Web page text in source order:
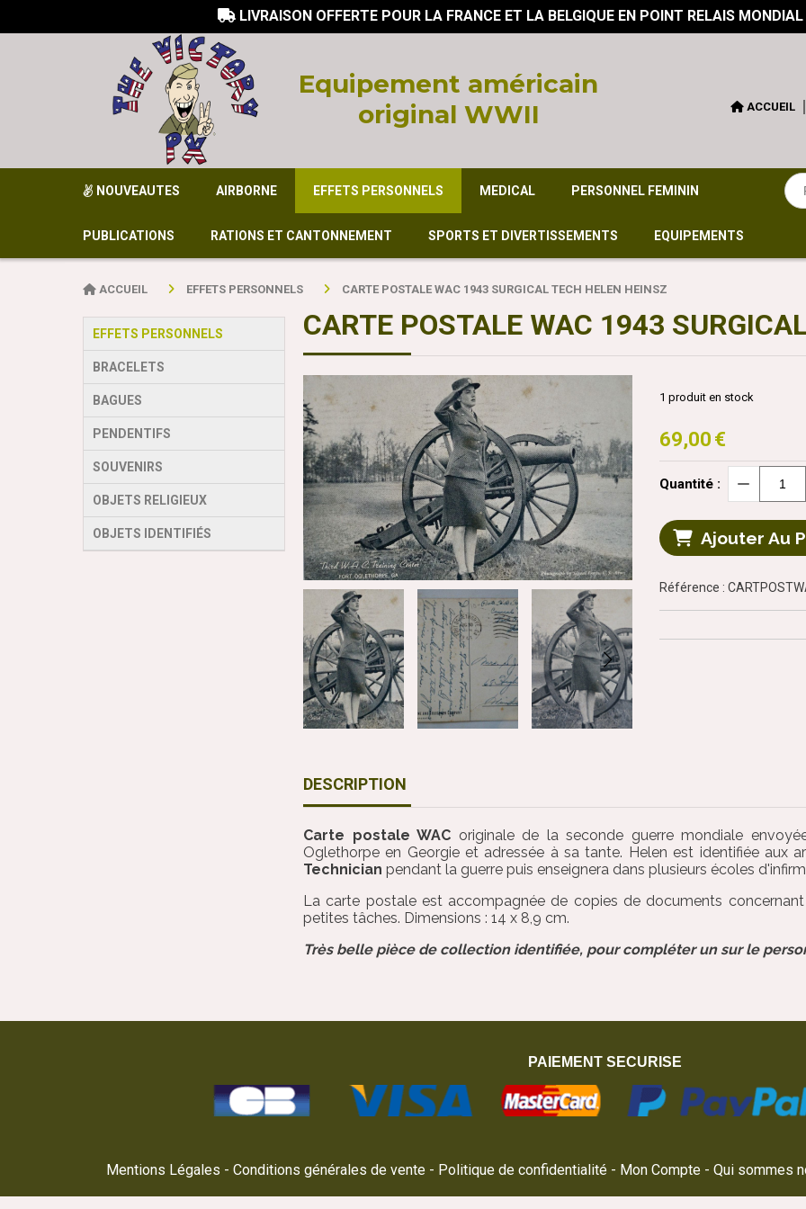
 LIVRAISON OFFERTE POUR LA FRANCE ET LA BELGIQUE EN POINT RELAIS
Equipement américain
original WWII
ACCUEIL
NOUVEAUTES AIRBORNE EFFETS PERSONNELS MEDICAL PERSONNEL FEMININ
PUBLICATIONS RATIONS ET CANTONNEMENT SPORTS ET DIVERTISSEMENTS EQUIPEMENTS
EFFETS PERSONNELS
BRACELETS
BAGUES
PENDENTIFS
SOUVENIRS
OBJETS RELIGIEUX
OBJETS IDENTIFIÉS
ACCUEIL EFFETS PERSONNELS CARTE POSTALE WAC 1943 SURGICAL TECH HELEN HEINSZ
CARTE POSTALE WAC 1943
69,00 €
1 produit en stock
Quantité :
Ajouter Au
Référence :
DESCRIPTION
Carte postale WAC originale de la seconde guerre mondiale
Oglethorpe en Georgie et adressée à sa tante. Helen est identifiée aux
Technician pendant la guerre puis enseignera dans plusieurs écoles
La carte postale est accompagnée de copies de documents
petites tâches. Dimensions : 14 x 8,9 cm.
Très belle pièce de collection identifiée, pour compléter un sur le
PAIEMENT SECURISE
Mentions Légales Conditions générales de vente Politique de confidentialité Mon Compte Qui sommes